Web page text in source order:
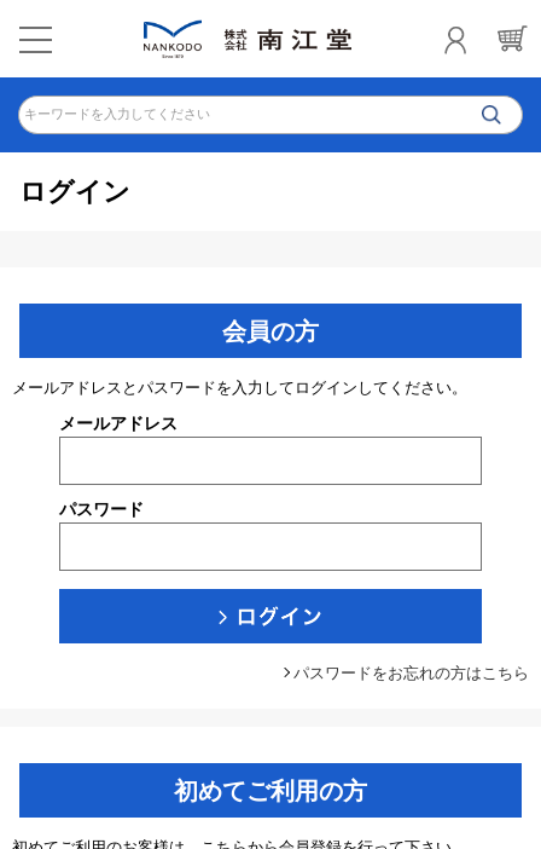
キーワードを入力してください
ログイン
会員の方
メールアドレスとパスワードを入力してログインしてください。
メールアドレス
パスワード
パスワードをお忘れの方はこちら
初めてご利用の方